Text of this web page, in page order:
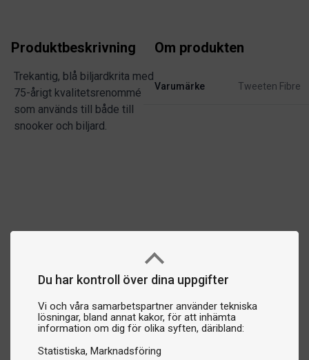
Du har kontroll över dina uppgifter
Vi och våra samarbetspartner använder tekniska
lösningar, bland annat kakor, för att inhämta
information om dig för olika syften, däribland:
Statistiska Marknadsföring
Produktbeskrivning
Trekantig, blå biljardkrita med
75-årigt kvalitetsrenommé
som används till både till
snooker och biljard.
Om produkten
Varumärke Tweeten Fibre